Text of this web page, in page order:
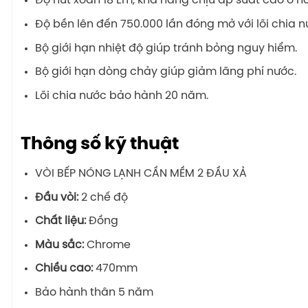
Độ bền lên đến 750.000 lần đóng mở với lõi chia
Bộ giới hạn nhiệt độ giúp tránh bỏng nguy hiểm.
Bộ giới hạn dòng chảy giúp giảm lãng phí nước.
Lõi chia nước bảo hành 20 năm.
Thông số kỹ thuật
VÒI BẾP NÓNG LẠNH CẦN MỀM 2 ĐẦU XẢ
Đầu vòi:2 chế độ
Chất liệu:Đồng
Màu sắc:Chrome
Chiều cao:470mm
Bảo hành thân 5 năm